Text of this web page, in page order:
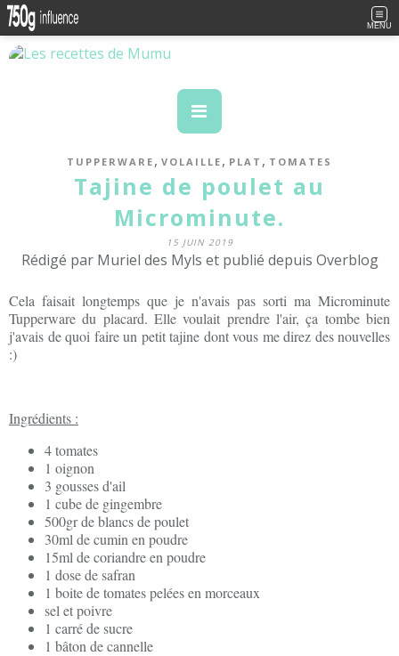
MENU
TUPPERWARE , VOLAILLE , PLAT , TOMATES
Tajine de poulet au
Microminute.
15 JUIN 2019
Rédigé par Muriel des Myls et publié depuis Overblog
Cela faisait longtemps que je n'avais pas sorti ma Microminute
Tupperware du placard. Elle voulait prendre l'air, ça tombe bien
j'avais de quoi faire un petit tajine dont vous me direz des nouvelles
:)
Ingrédients :
4 tomates
1 oignon
3 gousses d'ail
1 cube de gingembre
500gr de blancs de poulet
30ml de cumin en poudre
15ml de coriandre en poudre
1 dose de safran
1 boite de tomates pelées en morceaux
sel et poivre
1 carré de sucre
1 bâton de cannelle